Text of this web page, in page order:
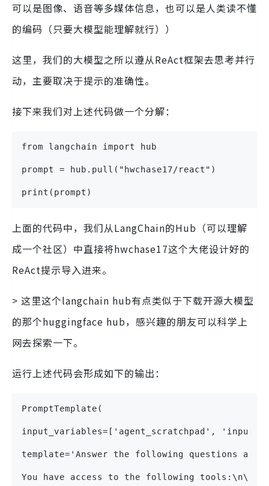
可以是图像、语音等多媒体信息，也可以是人类读不懂
的编码（只要大模型能理解就行））
这里，我们的大模型之所以遵从ReAct框架去思考并行
动，主要取决于提示的准确性。
接下来我们对上述代码做一个分解：
from langchain import hub
prompt = hub.pull("hwchase17/react")
print(prompt)
上面的代码中，我们从LangChain的Hub（可以理解
成一个社区）中直接将hwchase17这个大佬设计好的
ReAct提示导入进来。
> 这里这个langchain hub有点类似于下载开源大模型
的那个huggingface hub，感兴趣的朋友可以科学上
网去探索一下。
运行上述代码会形成如下的输出：
PromptTemplate(
input_variables=['agent_scratchpad',
template='Answer the following questions as
You have access to the following